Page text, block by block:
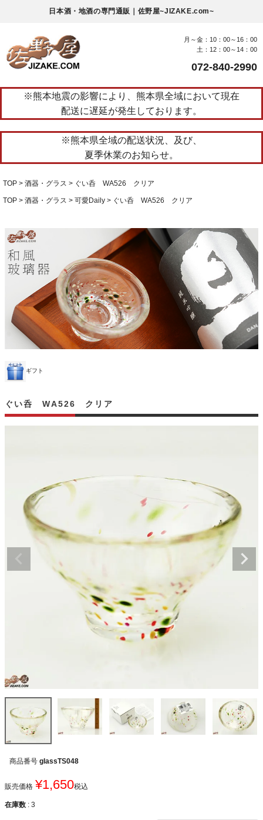
日本酒・地酒の専門通販｜佐野屋~JIZAKE.com~
月～金：10：00～16：00
土：12：00～14：00
072-840-2990
※熊本地震の影響により、熊本県全域において現在
配送に遅延が発生しております。
※熊本県全域の配送状況、及び、
夏季休業のお知らせ。
TOP 酒器・グラス ぐい呑 WA526 クリア
TOP 酒器・グラス 可愛Daily ぐい呑 WA526 クリア
ギフト
ぐい呑 WA526 クリア
商品番号 glassTS048
販売価格 ¥1,650税込
在庫数 3